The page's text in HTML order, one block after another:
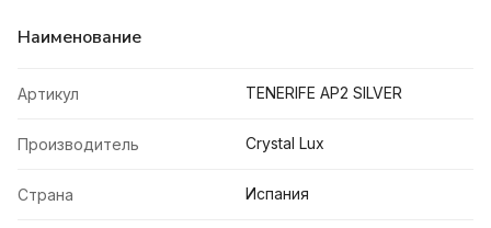
Наименование
Артикул TENERIFE AP2 SILVER
Производитель Crystal Lux
Страна Испания